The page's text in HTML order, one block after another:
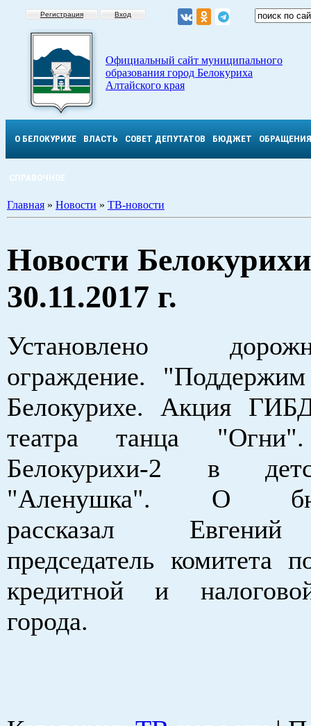
Регистрация Вход
Официальный сайт муниципального
образования город Белокуриха
Алтайского края
О БЕЛОКУРИХЕ ВЛАСТЬ СОВЕТ ДЕПУТАТОВ БЮДЖЕТ ОБРАЩЕНИЯ
СПРАВОЧНОЕ
Главная » Новости » ТВ-новости
Новости
30.11.2017 г.
Установлено
ограждение.
Белокурихе. Акция
театра танца
Белокурихи-2 в
"Аленушка". О
рассказал
председатель комитета
кредитной и
города.